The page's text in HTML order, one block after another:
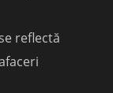
reflectă